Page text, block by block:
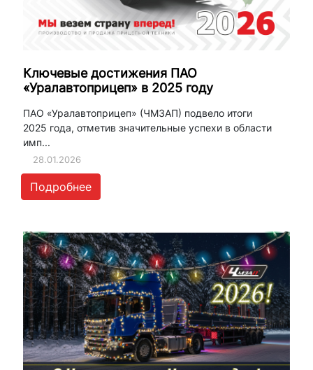
Ключевые достижения ПАО
«Уралавтоприцеп» в 2025 году
ПАО «Уралавтоприцеп» (ЧМЗАП) подвело итоги
2025 года, отметив значительные успехи в области
имп...
28.01.2026
Подробнее